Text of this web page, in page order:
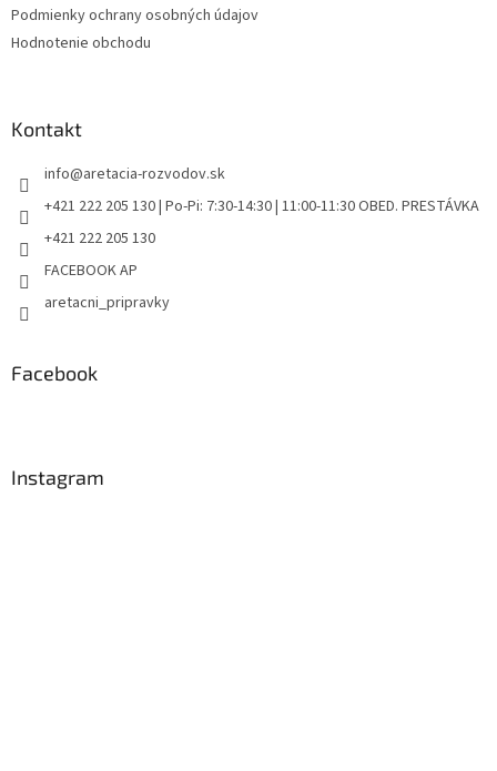
Podmienky ochrany osobných údajov
Hodnotenie obchodu
Kontakt
info@aretacia-rozvodov.sk
+421 222 205 130 | Po-Pi: 7:30-14:30 | 11:00-11:30 OBED. PRESTÁVKA
+421 222 205 130
FACEBOOK AP
aretacni_pripravky
Facebook
Instagram